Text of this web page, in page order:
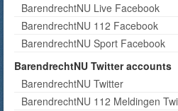
BarendrechtNU Live Facebook
BarendrechtNU 112 Facebook
BarendrechtNU Sport Facebook
BarendrechtNU Twitter accounts
BarendrechtNU Twitter
BarendrechtNU 112 Meldingen